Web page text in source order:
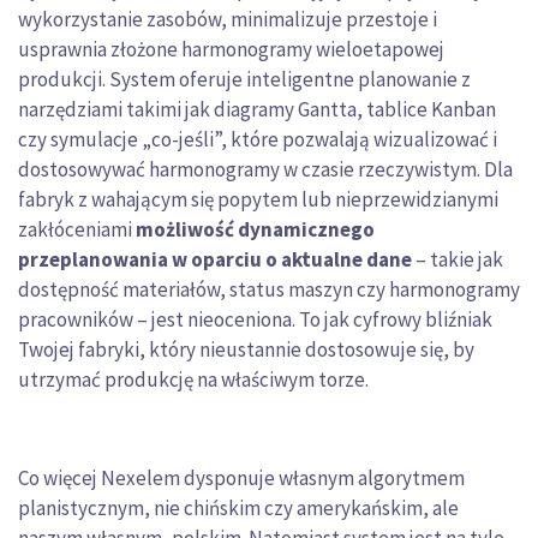
wykorzystanie zasobów, minimalizuje przestoje i
usprawnia złożone harmonogramy wieloetapowej
produkcji. System oferuje inteligentne planowanie z
narzędziami takimi jak diagramy Gantta, tablice Kanban
czy symulacje „co-jeśli”, które pozwalają wizualizować i
dostosowywać harmonogramy w czasie rzeczywistym. Dla
fabryk z wahającym się popytem lub nieprzewidzianymi
zakłóceniami możliwość dynamicznego
przeplanowaniaw oparciu o aktualne dane– takie jak
dostępność materiałów, status maszyn czy harmonogramy
pracowników – jest nieoceniona. To jak cyfrowy bliźniak
Twojej fabryki, który nieustannie dostosowuje się, by
utrzymać produkcję na właściwym torze.
Co więcej Nexelem dysponuje własnym algorytmem
planistycznym, nie chińskim czy amerykańskim, ale